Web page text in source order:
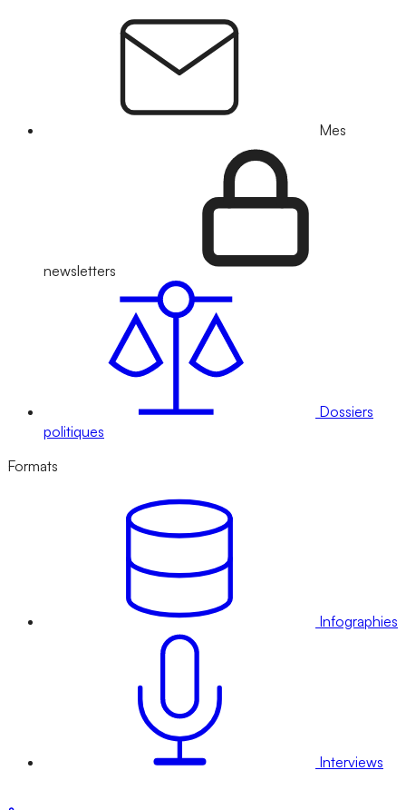
Mes
newsletters
Dossiers
politiques
Formats
Infographies
Interviews